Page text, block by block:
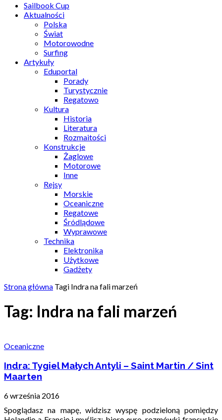
Sailbook Cup
Aktualności
Polska
Świat
Motorowodne
Surfing
Artykuły
Eduportal
Porady
Turystycznie
Regatowo
Kultura
Historia
Literatura
Rozmaitości
Konstrukcje
Żaglowe
Motorowe
Inne
Rejsy
Morskie
Oceaniczne
Regatowe
Śródlądowe
Wyprawowe
Technika
Elektronika
Użytkowe
Gadżety
Strona główna Tagi Indra na fali marzeń
Tag: Indra na fali marzeń
Oceaniczne
Indra: Tygiel Małych Antyli – Saint Martin / Sint
Maarten
6 września 2016
Spoglądasz na mapę, widzisz wyspę podzieloną pomiędzy